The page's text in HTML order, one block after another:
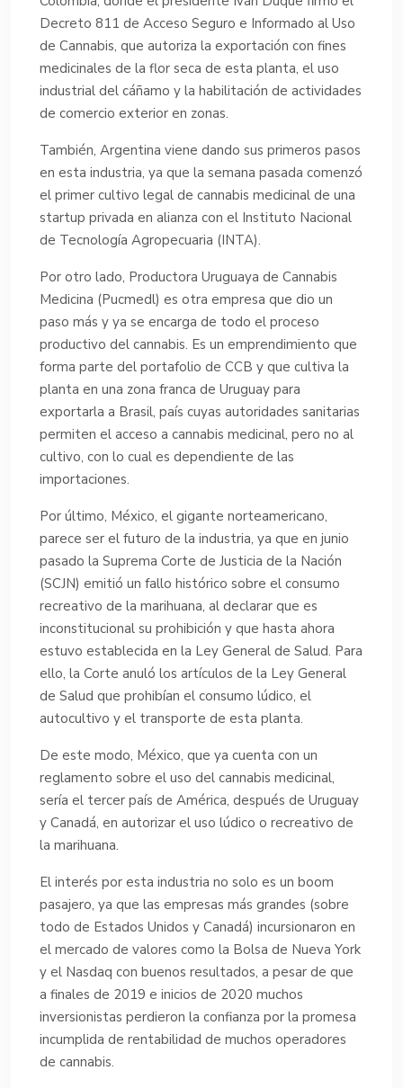
Decreto 811 de Acceso Seguro e Informado al Uso
de Cannabis, que autoriza la exportación con fines
medicinales de la flor seca de esta planta, el uso
industrial del cáñamo y la habilitación de actividades
de comercio exterior en zonas.
También, Argentina viene dando sus primeros pasos
en esta industria, ya que la semana pasada comenzó
el primer cultivo legal de cannabis medicinal de una
startup privada en alianza con el Instituto Nacional
de Tecnología Agropecuaria (INTA).
Por otro lado, Productora Uruguaya de Cannabis
Medicina (Pucmedl) es otra empresa que dio un
paso más y ya se encarga de todo el proceso
productivo del cannabis. Es un emprendimiento que
forma parte del portafolio de CCB y que cultiva la
planta en una zona franca de Uruguay para
exportarla a Brasil, país cuyas autoridades sanitarias
permiten el acceso a cannabis medicinal, pero no al
cultivo, con lo cual es dependiente de las
importaciones.
Por último, México, el gigante norteamericano,
parece ser el futuro de la industria, ya que en junio
pasado la Suprema Corte de Justicia de la Nación
(SCJN) emitió un fallo histórico sobre el consumo
recreativo de la marihuana, al declarar que es
inconstitucional su prohibición y que hasta ahora
estuvo establecida en la Ley General de Salud. Para
ello, la Corte anuló los artículos de la Ley General
de Salud que prohibían el consumo lúdico, el
autocultivo y el transporte de esta planta.
De este modo, México, que ya cuenta con un
reglamento sobre el uso del cannabis medicinal,
sería el tercer país de América, después de Uruguay
y Canadá, en autorizar el uso lúdico o recreativo de
la marihuana.
El interés por esta industria no solo es un boom
pasajero, ya que las empresas más grandes (sobre
todo de Estados Unidos y Canadá) incursionaron en
el mercado de valores como la Bolsa de Nueva York
y el Nasdaq con buenos resultados, a pesar de que
a finales de 2019 e inicios de 2020 muchos
inversionistas perdieron la confianza por la promesa
incumplida de rentabilidad de muchos operadores
de cannabis.